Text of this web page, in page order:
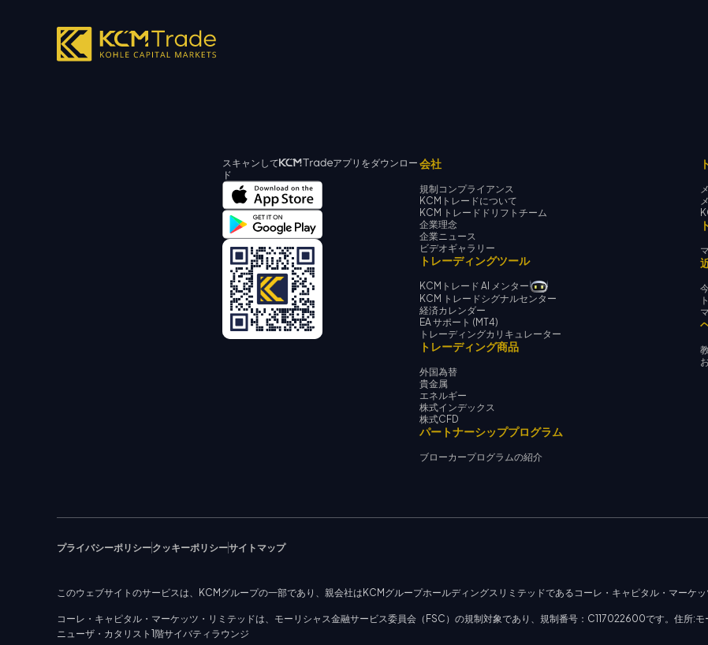
スキャンして
アプリをダウンロー
ド
会社
規制コンプライアンス
KCMトレードについて
KCM トレードドリフトチーム
企業理念
企業ニュース
ビデオギャラリー
トレーディングツール
KCMトレード AI メンター
KCM トレードシグナルセンター
経済カレンダー
EA サポート (MT4)
トレーディングカリキュレーター
トレーディング商品
外国為替
貴金属
エネルギー
株式インデックス
株式CFD
パートナーシッププログラム
ブローカープログラムの紹介
プライバシーポリシークッキーポリシーサイトマップ
このウェブサイトのサービスは、KCMグループの一部であり、親会社はKCMグループホールディングスリミテッドであるコーレ・キャピタル・マーケ
コーレ・キャピタル・マーケッツ・リミテッドは、モーリシャス金融サービス委員会（FSC）の規制対象であり、規制番号：C117022600です。住所:
ニューザ・カタリスト1階サイバティラウンジ